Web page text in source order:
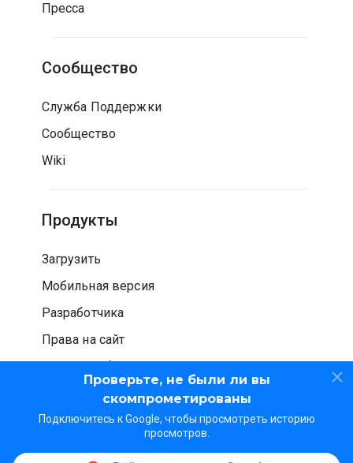
Проверьте, не были ли вы
скомпрометированы
Подключитесь к Google, чтобы просмотреть историю
просмотров.
Пресса
Сообщество
Служба Поддержки
Сообщество
Wiki
Продукты
Загрузить
Мобильная версия
Разработчика
Права на сайт
Проверка безопасности